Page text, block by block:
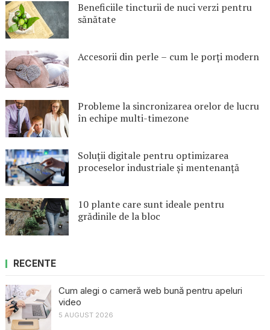
Beneficiile tincturii de nuci verzi pentru
sănătate
Accesorii din perle – cum le porți modern
Probleme la sincronizarea orelor de lucru
în echipe multi-timezone
Soluții digitale pentru optimizarea
proceselor industriale și mentenanță
10 plante care sunt ideale pentru
grădinile de la bloc
RECENTE
Cum alegi o cameră web bună pentru apeluri
video
5 AUGUST 2026